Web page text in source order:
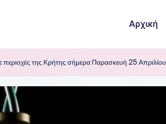
Αρχική
της Κρήτης σήμερα Παρασκευή 25 Απριλίου